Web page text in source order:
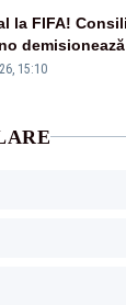
la FIFA!
investitorii
15:10